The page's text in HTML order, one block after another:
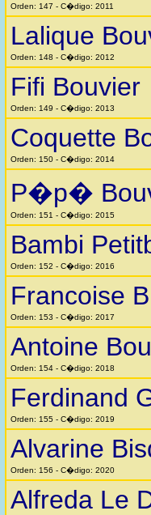
Orden: 147 - C�digo: 2011
Lalique
Orden: 148 - C�digo: 2012
Fifi Bouvier
Orden: 149 - C�digo: 2013
Coquette
Orden: 150 - C�digo: 2014
P�p�
Orden: 151 - C�digo: 2015
Bambi
Orden: 152 - C�digo: 2016
Francoise
Orden: 153 - C�digo: 2017
Antoine
Orden: 154 - C�digo: 2018
Ferdinand
Orden: 155 - C�digo: 2019
Alvarine
Orden: 156 - C�digo: 2020
Alfreda Le